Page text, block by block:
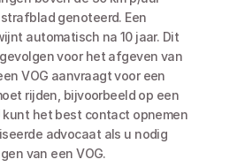
genoteerd. Een
automatisch na 10 jaar. Dit
voor het afgeven van
VOG aanvraagt voor een
rijden, bijvoorbeeld op een
kunt het best contact opnemen
advocaat als u nodig
van een VOG.